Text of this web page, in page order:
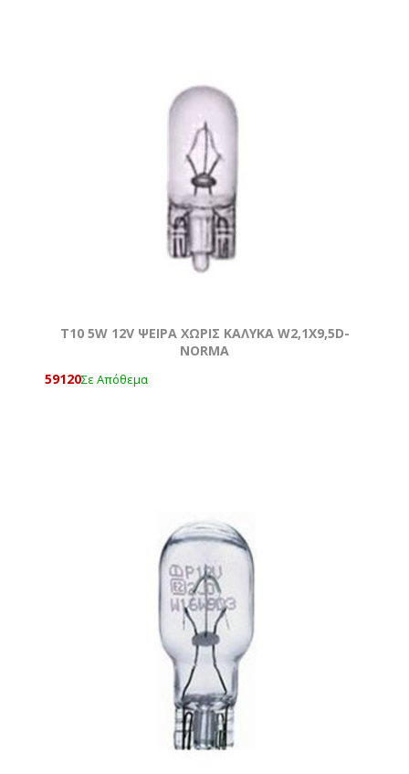
T10 5W 12V ΨΕΙΡΑ ΧΩΡΙΣ ΚΑΛΥΚΑ W2,1X9,5D-
NORMA
59120Σε Απόθεμα